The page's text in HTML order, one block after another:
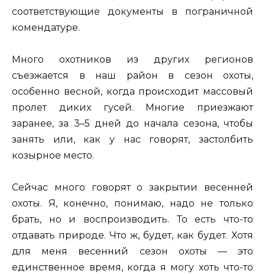
соответствующие документы в пограничной
комендатуре.
Много охотников из других регионов
съезжается в наш район в сезон охоты,
особенно весной, когда происходит массовый
пролет диких гусей. Многие приезжают
заранее, за 3–5 дней до начала сезона, чтобы
занять или, как у нас говорят, застолбить
козырное место.
Сейчас много говорят о закрытии весенней
охоты. Я, конечно, понимаю, надо не только
брать, но и воспроизводить. То есть что-то
отдавать природе. Что ж, будет, как будет. Хотя
для меня весенний сезон охоты — это
единственное время, когда я могу хоть что-то